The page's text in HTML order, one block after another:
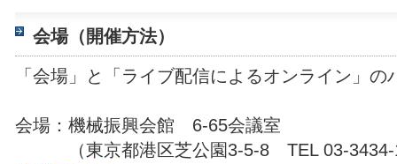
会場（開催方法）
「会場」と「ライブ配信によるオンライン」の
会場：機械振興会館 6-65会議室
（東京都港区芝公園3-5-8 TEL 03-3434-